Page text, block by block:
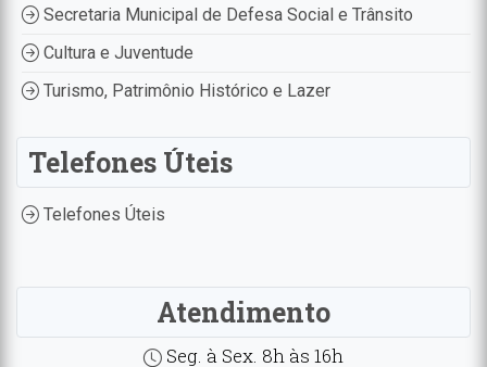
Secretaria Municipal de Defesa Social e Trânsito
Cultura e Juventude
Turismo, Patrimônio Histórico e Lazer
Telefones Úteis
Telefones Úteis
Atendimento
Seg. à Sex. 8h às 16h